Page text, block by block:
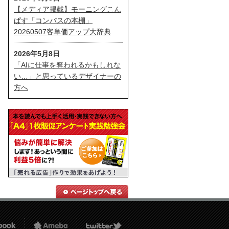
【メディア掲載】モーニングこん
ぱす「コンパスの本棚」
20260507客単価アップ大辞典
2026年5月8日
「AIに仕事を奪われるかもしれな
い…」と思っているデザイナーの
方へ